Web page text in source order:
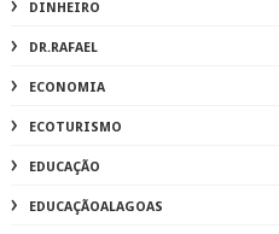
DINHEIRO
DR.RAFAEL
ECONOMIA
ECOTURISMO
EDUCAÇÃO
EDUCAÇÃOALAGOAS